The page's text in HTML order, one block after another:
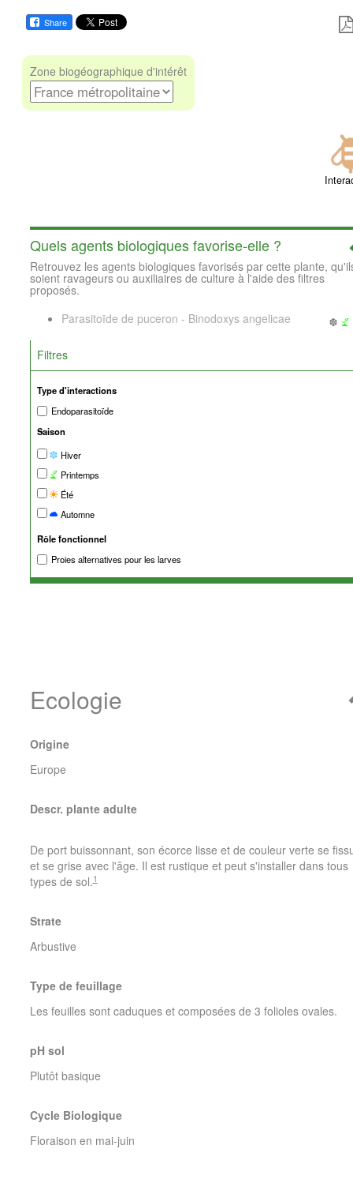
Share
Zone biogéographique d'intérêt
Quels agents biologiques favorise-elle ?
Retrouvez les agents biologiques favorisés par cette plante,
soient ravageurs ou auxiliaires de culture à l'aide des filtres
proposés.
Parasitoïde de puceron - Binodoxys angelicae
Filtres
Type d'interactions
Endoparasitoïde
Saison
Hiver
Printemps
Été
Automne
Rôle fonctionnel
Proies alternatives pour les larves
Ecologie
Origine
Europe
Descr. plante adulte
De port buissonnant, son écorce lisse et de couleur verte se
et se grise avec l'âge. Il est rustique et peut s'installer dans tous
types de sol.1
Strate
Arbustive
Type de feuillage
Les feuilles sont caduques et composées de 3 folioles ovales.
pH sol
Plutôt basique
Cycle Biologique
Floraison en mai-juin